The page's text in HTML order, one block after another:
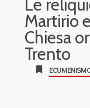
Le
Martirio
Chiesa
Trento
bookmark